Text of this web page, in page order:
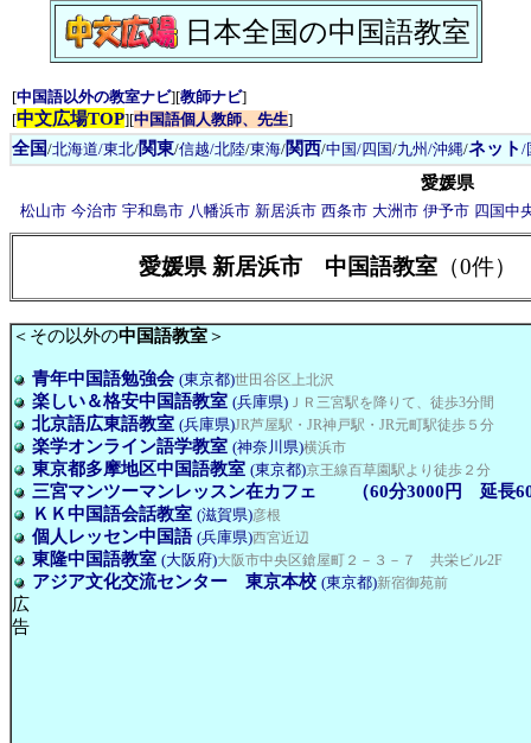
日本全国の中国語教室
[中国語以外の教室ナビ][教師ナビ]
[中文広場TOP][中国語個人教師、先生]
全国/北海道/東北/関東/信越/北陸/東海/関西/中国/四国/九州/沖縄/ネット /
愛媛県
松山市 今治市 宇和島市 八幡浜市 新居浜市 西条市 大洲市 伊予市 四国中
愛媛県 新居浜市 中国語教室 （0件）
＜その以外の中国語教室＞
青年中国語勉強会 (東京都)世田谷区上北沢
楽しい＆格安中国語教室 (兵庫県) ＪＲ三宮駅を降りて、徒歩3分間
北京語広東語教室 (兵庫県)JR芦屋駅・JR神戸駅・JR元町駅徒歩５分
楽学オンライン語学教室 (神奈川県)横浜市
東京都多摩地区中国語教室 (東京都)京王線百草園駅より徒歩２分
三宮マンツーマンレッスン在カフェ （60分3000円 延長
ＫＫ中国語会話教室 (滋賀県)彦根
個人レッセン中国語 (兵庫県)西宮近辺
東隆中国語教室 (大阪府)大阪市中央区鎗屋町２－３－７ 共栄ビル2F
アジア文化交流センター 東京本校 (東京都)新宿御苑前
広
告